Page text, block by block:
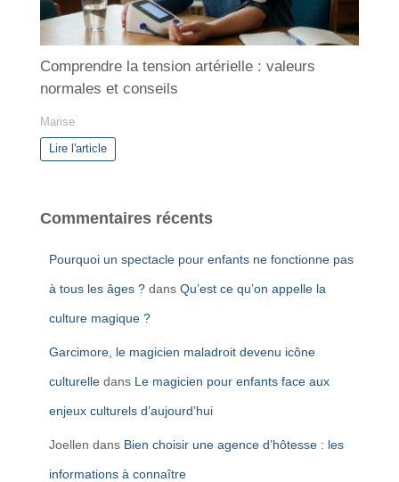
Comprendre la tension artérielle : valeurs
normales et conseils
Marise
Lire l'article
Commentaires récents
Pourquoi un spectacle pour enfants ne fonctionne pas
à tous les âges ? dans Qu’est ce qu’on appelle la
culture magique ?
Garcimore, le magicien maladroit devenu icône
culturelle dans Le magicien pour enfants face aux
enjeux culturels d’aujourd’hui
Joellen dans Bien choisir une agence d’hôtesse : les
informations à connaître